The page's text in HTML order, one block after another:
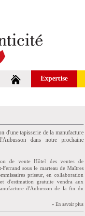
Expertise
d'une tapisserie de la manufacture
dans notre prochaine
de vente Hôtel des ventes de
Ferrand sous le marteau de Maîtres
priseur, en collaboration
d'estimation gratuite vendra aux
d'Aubusson de la fin du
» En savoir plus